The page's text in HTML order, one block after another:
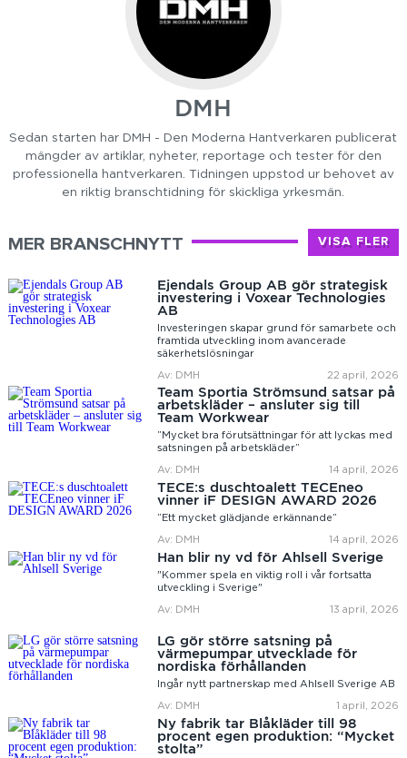
DMH
Sedan starten har DMH - Den Moderna Hantverkaren publicerat
mängder av artiklar, nyheter, reportage och tester för den
professionella hantverkaren. Tidningen uppstod ur behovet av
en riktig branschtidning för skickliga yrkesmän.
MER BRANSCHNYTT VISA FLER
Ejendals Group AB gör strategisk
investering i Voxear Technologies
AB
Investeringen skapar grund för samarbete och
framtida utveckling inom avancerade
säkerhetslösningar
Av: DMH 22 april, 2026
Team Sportia Strömsund satsar på
arbetskläder – ansluter sig till
Team Workwear
”Mycket bra förutsättningar för att lyckas med
satsningen på arbetskläder”
Av: DMH 14 april, 2026
TECE:s duschtoalett TECEneo
vinner iF DESIGN AWARD 2026
”Ett mycket glädjande erkännande”
Av: DMH 14 april, 2026
Han blir ny vd för Ahlsell Sverige
"Kommer spela en viktig roll i vår fortsatta
utveckling i Sverige"
Av: DMH 13 april, 2026
LG gör större satsning på
värmepumpar utvecklade för
nordiska förhållanden
Ingår nytt partnerskap med Ahlsell Sverige AB
Av: DMH 1 april, 2026
Ny fabrik tar Blåkläder till 98
procent egen produktion: “Mycket
stolta”